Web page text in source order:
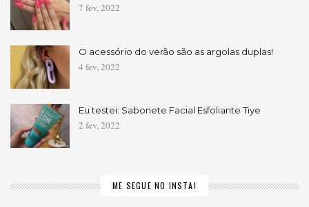
7 fev, 2022
O acessório do verão são as argolas duplas!
4 fev, 2022
Eu testei: Sabonete Facial Esfoliante Tiye
2 fev, 2022
ME SEGUE NO INSTA!